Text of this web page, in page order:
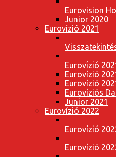
Eurovision
Junior 2020
Eurovízió 2021
Eurovízió
Eurovízió
Eurovízió
Eurovíziós
Junior 2021
Eurovízió 2022
Eurovízió
Eurovízió